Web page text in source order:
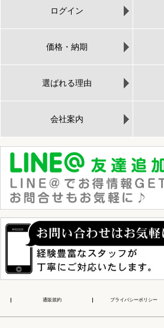
ログイン
価格・納期
選ばれる理由
会社案内
通販規約 プライバシーポリシー